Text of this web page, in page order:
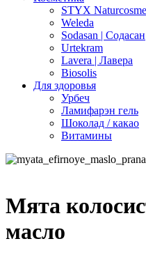
STYX
Weleda
Sodasan | Содасан
Urtekram
Lavera | Лавера
Biosolis
Для здоровья
Урбеч
Ламифарэн гель
Шоколад / какао
Витамины
Мята
масло